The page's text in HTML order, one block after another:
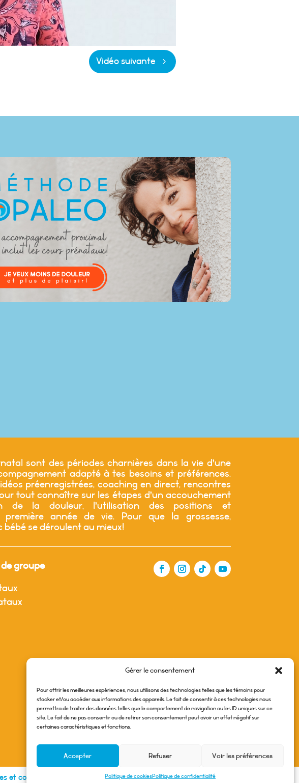
Gérer le consentement
Pour offrir les meilleures expériences, nous utilisons des technologies telles que les témoins pour
stocker et/ou accéder aux informations des appareils. Le fait de consentir à ces technologies nous
permettra de traiter des données telles que le comportement de navigation ou les ID uniques sur ce
site. Le fait de ne pas consentir ou de retirer son consentement peut avoir un effet négatif sur
certaines caractéristiques et fonctions.
Accepter Refuser Voir les préférences
Politique de cookiesPolitique de confidentialité
Vidéo suivante
sont des périodes charnières dans la vie d’une
adapté à tes besoins et préférences.
préenregistrées, coaching en direct, rencontres
tout connaître sur les étapes d’un accouchement
de la douleur, l’utilisation des positions et
année de vie. Pour que la grossesse,
bébé se déroulent au mieux!
groupe
et conditions Politique de confidentialité|Politique de cookies